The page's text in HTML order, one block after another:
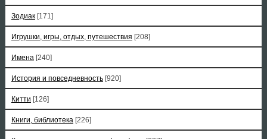
Зодиак [171]
Игрушки, игры, отдых, путешествия [208]
Имена [240]
История и повседневность [920]
Китти [126]
Книги, библиотека [226]